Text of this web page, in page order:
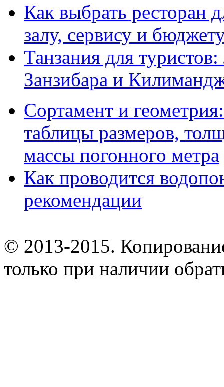
Как выбрать ресторан
залу, сервису и
Танзания для
Занзибара и
Сортамент и
таблицы размеров,
массы погонного метра
Как проводится
рекомендации
© 2013-2015.
только при наличии